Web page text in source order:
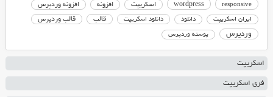
responsive
wordpress اسکریپت افزونه افزونه وردپرس
ایران اسکریپت دانلود دانلود اسکریپت قالب قالب وردپرس
وردپرس پوسته وردپرس
اسکریپت
فری اسکریپت